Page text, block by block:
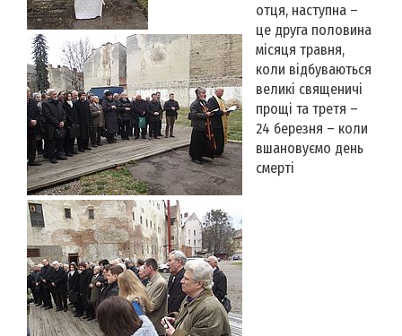
отця, наступна –
це друга половина
місяця травня,
коли відбуваються
великі священичі
прощі та третя –
24 березня – коли
вшановуємо день
смерті